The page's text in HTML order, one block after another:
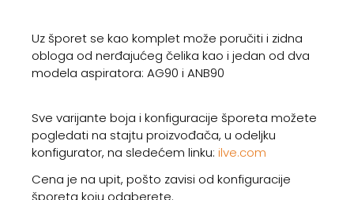
Uz šporet se kao komplet može poručiti i zidna
obloga od nerđajućeg čelika kao i jedan od dva
modela aspiratora: AG90 i ANB90
Sve varijante boja i konfiguracije šporeta možete
pogledati na stajtu proizvođača, u odeljku
konfigurator, na sledećem linku: ilve.com
Cena je na upit, pošto zavisi od konfiguracije
šporeta koju odaberete.